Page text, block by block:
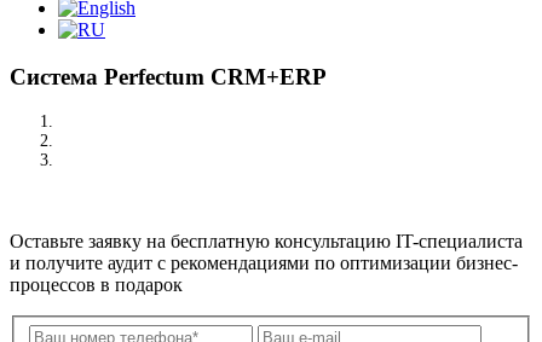
Система Perfectum CRM+ERP
Оставьте заявку на бесплатную консультацию IT-специалиста
и получите аудит с рекомендациями по оптимизации бизнес-
процессов в подарок